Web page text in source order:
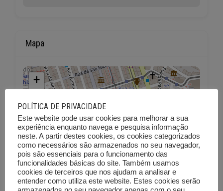
Mapa
+
POLÍTICA DE PRIVACIDADE
Este website pode usar cookies para melhorar a sua
experiência enquanto navega e pesquisa informação
neste. A partir destes cookies, os cookies categorizados
como necessários são armazenados no seu navegador,
pois são essenciais para o funcionamento das
funcionalidades básicas do site. Também usamos
cookies de terceiros que nos ajudam a analisar e
entender como utiliza este website. Estes cookies serão